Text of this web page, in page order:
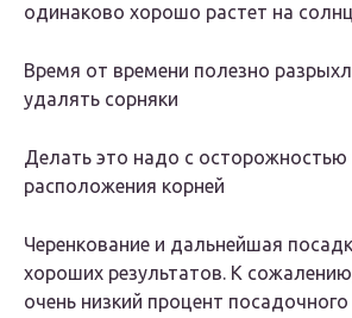
одинаково хорошо растет на
Время от времени полезно
удалять сорняки
Делать это надо с осторожностью
расположения корней
Черенкование и дальнейшая
хороших результатов. К
очень низкий процент